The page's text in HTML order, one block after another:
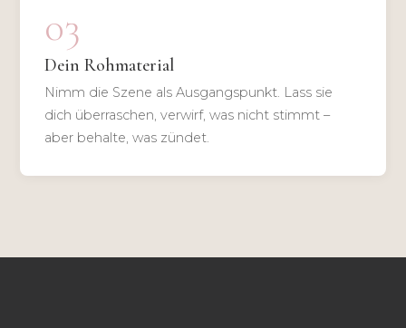
03
Dein Rohmaterial
Nimm die Szene als Ausgangspunkt. Lass sie
dich überraschen, verwirf, was nicht stimmt –
aber behalte, was zündet.